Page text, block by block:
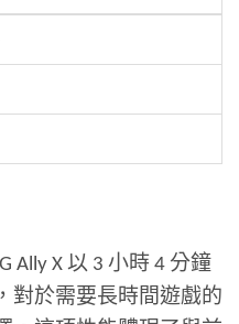
Ally X 以 3 小時 4 分鐘
對於需要長時間遊戲的